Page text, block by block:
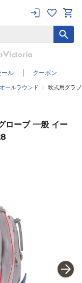
ール クーポン
オールラウンド 軟式用グラ
ローブ 一般 イー